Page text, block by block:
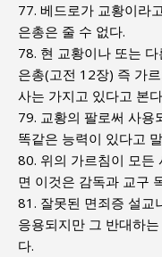
77. 베드로가 교황이라
은총은 줄 수 없다.
78. 현 교황이나 또는
은총(고전 12장) 즉 가
사는 가지고 있다고 본
79. 교황의 팔로써 사용
똑같은 능력이 있다고
80. 위의 가르침이 모든
면 이것은 감독과 교구
81. 잘못된 면죄증 설교
응용되지만 그 반대하
다.